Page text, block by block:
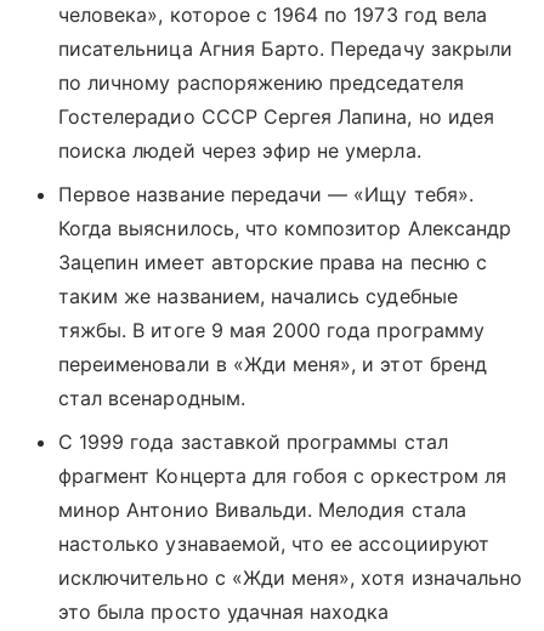
человека», которое с 1964 по 1973 год вела
писательница Агния Барто. Передачу закрыли
по личному распоряжению председателя
Гостелерадио СССР Сергея Лапина, но идея
поиска людей через эфир не умерла.
Первое название передачи — «Ищу тебя».
Когда выяснилось, что композитор Александр
Зацепин имеет авторские права на песню с
таким же названием, начались судебные
тяжбы. В итоге 9 мая 2000 года программу
переименовали в «Жди меня», и этот бренд
стал всенародным.
С 1999 года заставкой программы стал
фрагмент Концерта для гобоя с оркестром ля
минор Антонио Вивальди. Мелодия стала
настолько узнаваемой, что ее ассоциируют
исключительно с «Жди меня», хотя изначально
это была просто удачная находка